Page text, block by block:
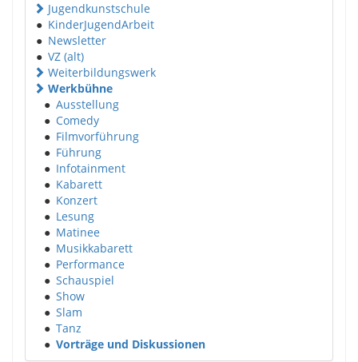
Jugendkunstschule
● KinderJugendArbeit
● Newsletter
● VZ (alt)
Weiterbildungswerk
Werkbühne
● Ausstellung
● Comedy
● Filmvorführung
● Führung
● Infotainment
● Kabarett
● Konzert
● Lesung
● Matinee
● Musikkabarett
● Performance
● Schauspiel
● Show
● Slam
● Tanz
● Vorträge und Diskussionen